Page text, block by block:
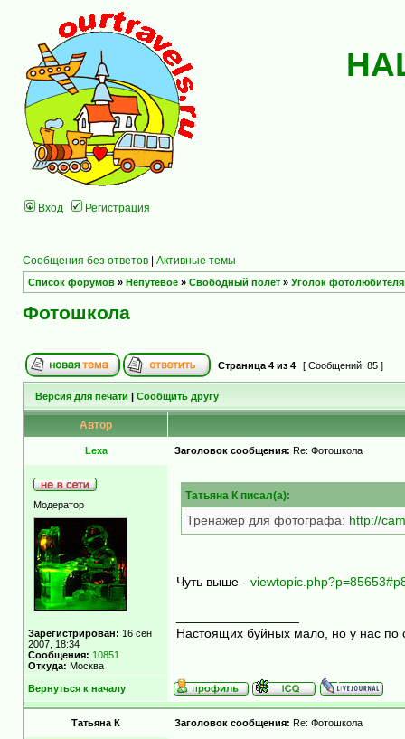
Вход Регистрация
Сообщения без ответов | Активные темы
Список форумов » Непутёвое » Свободный полёт » Уголок фотолюбителя
Фотошкола
Страница 4 из 4 [ Сообщений: 85 ]
Версия для печати | Сообщить другу
Автор
Lexa Заголовок сообщения: Re: Фотошкола
Модератор
Зарегистрирован: 16 сен
2007, 18:34
Сообщения: 10851
Откуда: Москва
Татьяна К писал(а):
Тренажер для фотографа: http://
Чуть выше -
Настоящих буйных мало, но у нас по
Вернуться к началу
Татьяна К Заголовок сообщения: Re: Фотошкола